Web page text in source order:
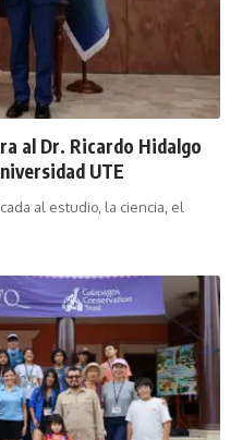
al Dr. Ricardo Hidalgo
UTE
al estudio, la ciencia, el